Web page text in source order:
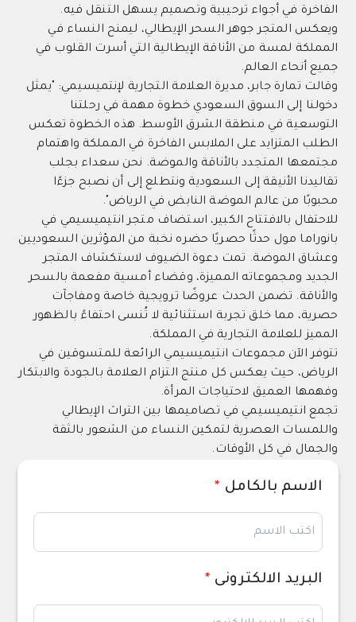
الفاخرة في أجواء ترحيبية وتصميم يسهل التنقل فيه.
ويعكس المتجر جوهر السحر الإيطالي، ليمنح النساء في
المملكة لمسة من الأناقة الإيطالية التي أسرت القلوب في
جميع أنحاء العالم.
وقالت تمارة جابر، مديرة العلامة التجارية لإنتميسيمي: "يمثل
دخولنا إلى السوق السعودي خطوة مهمة في رحلتنا
التوسعية في منطقة الشرق الأوسط. هذه الخطوة تعكس
الطلب المتزايد على الملابس الفاخرة في المملكة واهتمام
مجتمعها المتجدد بالأناقة والموضة. نحن سعداء بجلب
تقاليدنا الأنيقة إلى السعودية ونتطلع إلى أن نصبح جزءًا
محبوبًا من عالم الموضة النابض في الرياض".
للاحتفال بالافتتاح الكبير، استضاف متجر انتيميسيمي في
بانوراما مول حدثًا حصريًا حضره نخبة من المؤثرين السعوديين
وعشاق الموضة. تمت دعوة الضيوف لاستكشاف المتجر
الجديد ومجموعاته المميزة، وقضاء أمسية مفعمة بالسحر
والأناقة. تضمن الحدث عروضًا ترويجية خاصة ومفاجآت
حصرية، مما خلق تجربة استثنائية لا تُنسى احتفاءً بالظهور
المميز للعلامة التجارية في المملكة.
تتوفر الآن مجموعات انتيميسيمي الرائعة للمتسوقين في
الرياض، حيث يعكس كل منتج التزام العلامة بالجودة والابتكار
وفهمها العميق لاحتياجات المرأة.
تجمع انتيميسيمي في تصاميمها بين التراث الإيطالي
واللمسات العصرية لتمكين النساء من الشعور بالثقة
والجمال في كل الأوقات.
الاسم بالكامل *
البريد الالكترونى *